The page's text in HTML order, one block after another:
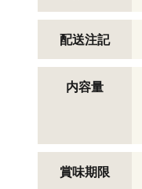
配送注記
内容量
賞味期限